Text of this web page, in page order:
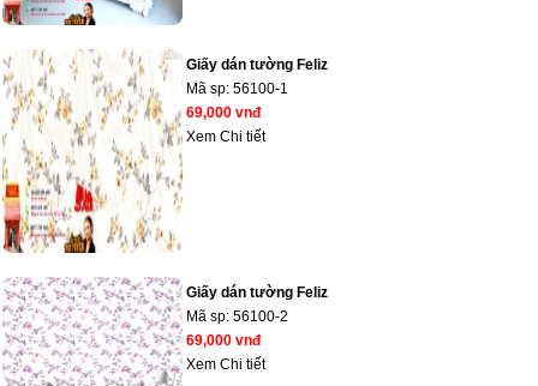
Giấy dán tường Feliz
Mã sp: 56100-1
69,000 vnđ
Xem Chi tiết
Giấy dán tường Feliz
Mã sp: 56100-2
69,000 vnđ
Xem Chi tiết